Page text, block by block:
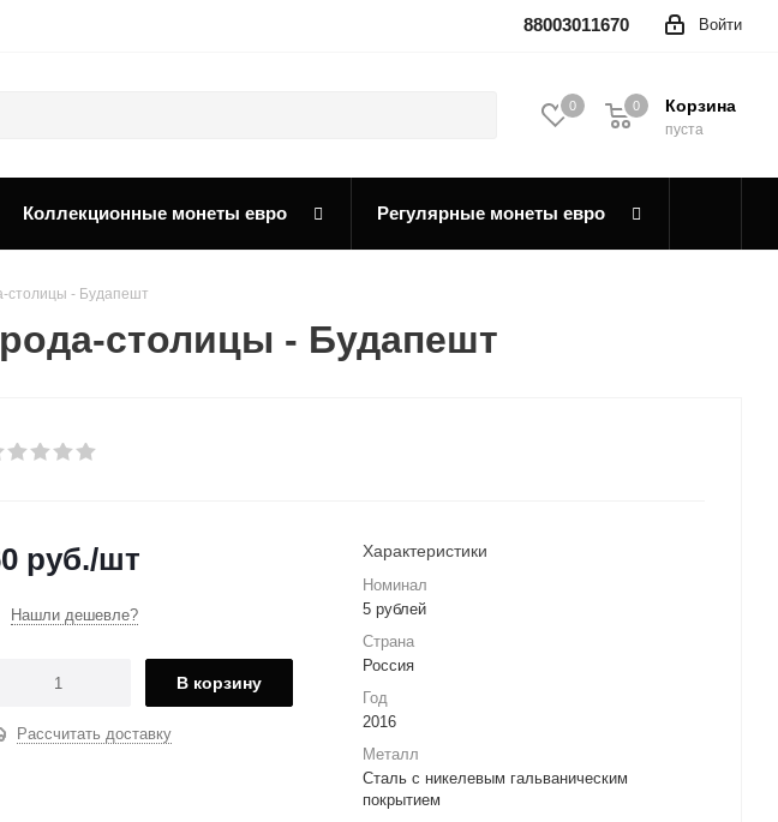
Войти
88003011670
0 Корзина
0
пуста
0
Коллекционные монеты евро Регулярные монеты евро
столицы - Будапешт
столицы - Будапешт
руб./шт
Нашли дешевле?
В корзину
Рассчитать доставку
Характеристики
Номинал
5 рублей
Страна
Россия
Год
2016
Металл
Сталь с никелевым гальваническим
покрытием